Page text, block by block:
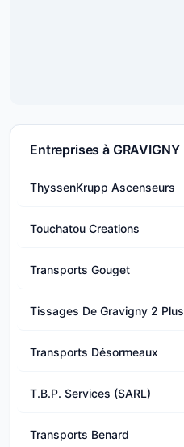
Entreprises à GRAVIGNY
ThyssenKrupp Ascenseurs
Touchatou Creations
Transports Gouget
Tissages De Gravigny 2 Plus
Transports Désormeaux
T.B.P. Services (SARL)
Transports Benard